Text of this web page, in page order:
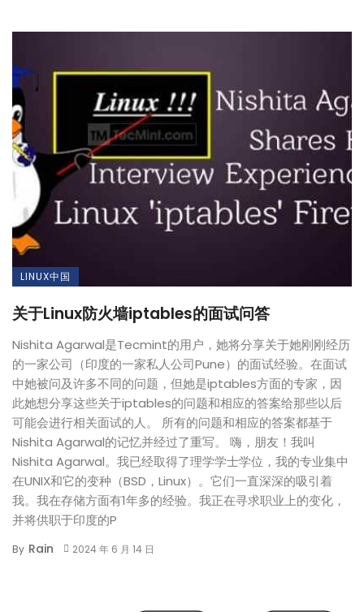
LINUX中国
关于Linux防火墙iptables的面试问答
Nishita Agarwal是Tecmint的用户，她将分享关于她刚刚经历
的一家公司（印度的一家私人公司Pune）的面试经验。在面试
中她被问及许多不同的问题，但她是iptables方面的专家，因
此她想分享这些关于iptables的问题和相应的答案给那些以后
可能会进行相关面试的人。 所有的问题和相应的答案都基于
Nishita Agarwal的记忆并经过了重写。 嗨，朋友！我叫
Nishita Agarwal。我已经取得了理学学士学位，我的专业集中
在UNIX和它的变种（BSD，Linux）。它们一直深深的吸引着
我。我在存储方面有1年多的经验。我正在寻求职业上的变化，
并将供职于印度的P
By Rain 2024 年 6 月 14 日